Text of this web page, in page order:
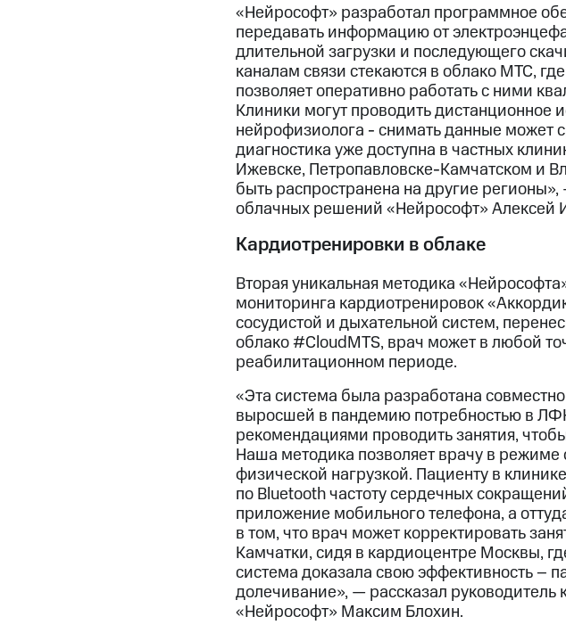
«Нейрософт» разработал программное
передавать информацию от
длительной загрузки и последующего
каналам связи стекаются в облако МТС,
позволяет оперативно работать с ними
Клиники могут проводить дистанционное
нейрофизиолога - снимать данные может
диагностика уже доступна в частных
Ижевске, Петропавловске-Камчатском и
быть распространена на другие
облачных решений «Нейрософт» Алексей
Кардиотренировки в облаке
Вторая уникальная методика
мониторинга кардиотренировок
сосудистой и дыхательной систем,
облако #CloudMTS, врач может в любой
реабилитационном периоде.
«Эта система была разработана
выросшей в пандемию потребностью в
рекомендациями проводить занятия,
Наша методика позволяет врачу в режиме
физической нагрузкой. Пациенту в
по Bluetooth частоту сердечных
приложение мобильного телефона, а
в том, что врач может корректировать
Камчатки, сидя в кардиоцентре Москвы,
система доказала свою эффективность –
долечивание», — рассказал
«Нейрософт» Максим Блохин.